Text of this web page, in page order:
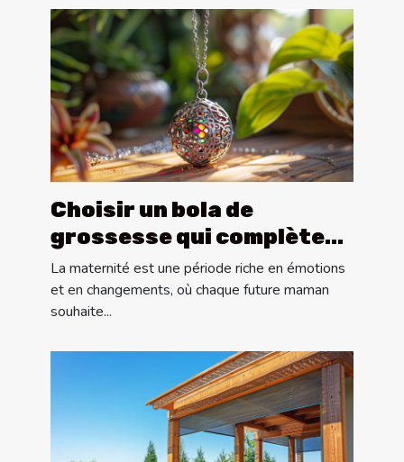
Choisir un bola de
grossesse qui complète
votre style personnel
La maternité est une période riche en émotions
et en changements, où chaque future maman
souhaite...